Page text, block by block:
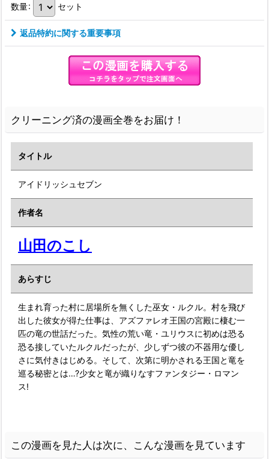
数量: セット
返品特約に関する重要事項
クリーニング済の漫画全巻をお届け！
タイトル
アイドリッシュセブン
作者名
山田のこし
あらすじ
生まれ育った村に居場所を無くした巫女・ルクル。村を飛び
出した彼女が得た仕事は、アズファレオ王国の宮殿に棲む一
匹の竜の世話だった。気性の荒い竜・ユリウスに初めは恐る
恐る接していたルクルだったが、少しずつ彼の不器用な優し
さに気付きはじめる。そして、次第に明かされる王国と竜を
巡る秘密とは…?少女と竜が織りなすファンタジー・ロマン
ス!
この漫画を見た人は次に、こんな漫画を見ています